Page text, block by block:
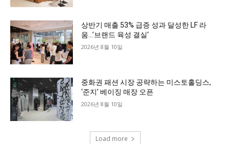
상반기 매출 53% 급증 성과 달성한 LF 라
움…’브랜드 육성 결실’
2026년 8월 10일
중화권 패션 시장 공략하는 미스토홀딩스,
‘준지’ 베이징 매장 오픈
2026년 8월 10일
Load more